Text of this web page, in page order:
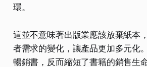
環。
這並不意味著出版業應該放棄紙本
者需求的變化，讓產品更加多元化
暢銷書，反而縮短了書籍的銷售生